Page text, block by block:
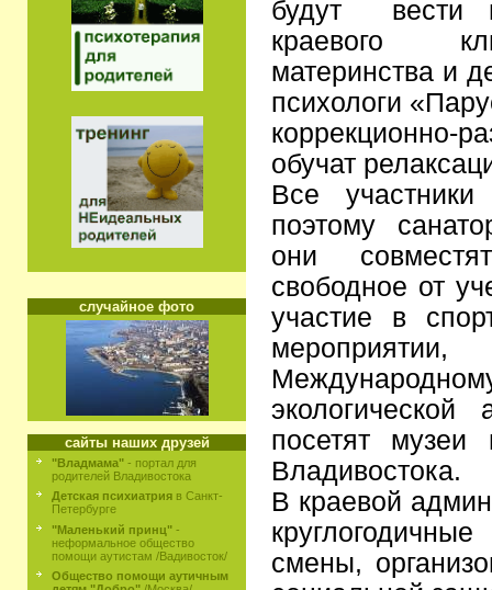
случайное фото
сайты наших друзей
"Владмама" - портал для
родителей Владивостока
Детская психиатрия в Санкт-
Петербурге
"Маленький принц" -
неформальное общество
помощи аутистам /Вадивосток/
Общество помощи аутичным
будут вести
краевого
материнства и
психологи
коррекционно-
обучат
Все
поэтому
они
свободное от
участие в
посетят музеи
Владивостока.
В краевой
смены,